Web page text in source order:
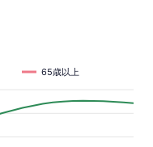
65歳以上